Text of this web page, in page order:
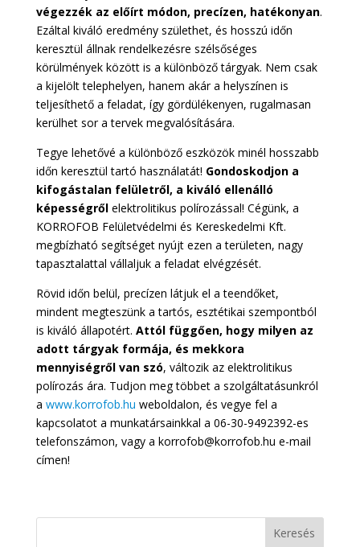
végezzék az előírt módon, precízen, hatékonyan.
Ezáltal kiváló eredmény születhet, és hosszú időn
keresztül állnak rendelkezésre szélsőséges
körülmények között is a különböző tárgyak. Nem csak
a kijelölt telephelyen, hanem akár a helyszínen is
teljesíthető a feladat, így gördülékenyen, rugalmasan
kerülhet sor a tervek megvalósítására.
Tegye lehetővé a különböző eszközök minél hosszabb
időn keresztül tartó használatát! Gondoskodjon a
kifogástalan felületről, a kiváló ellenálló
képességről elektrolitikus polírozással! Cégünk, a
KORROFOB Felületvédelmi és Kereskedelmi Kft.
megbízható segítséget nyújt ezen a területen, nagy
tapasztalattal vállaljuk a feladat elvégzését.
Rövid időn belül, precízen látjuk el a teendőket,
mindent megteszünk a tartós, esztétikai szempontból
is kiváló állapotért. Attól függően, hogy milyen az
adott tárgyak formája, és mekkora
mennyiségről van szó, változik az elektrolitikus
polírozás ára. Tudjon meg többet a szolgáltatásunkról
a www.korrofob.hu weboldalon, és vegye fel a
kapcsolatot a munkatársainkkal a 06-30-9492392-es
telefonszámon, vagy a korrofob@korrofob.hu e-mail
címen!